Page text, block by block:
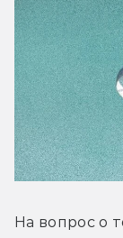
На вопрос о